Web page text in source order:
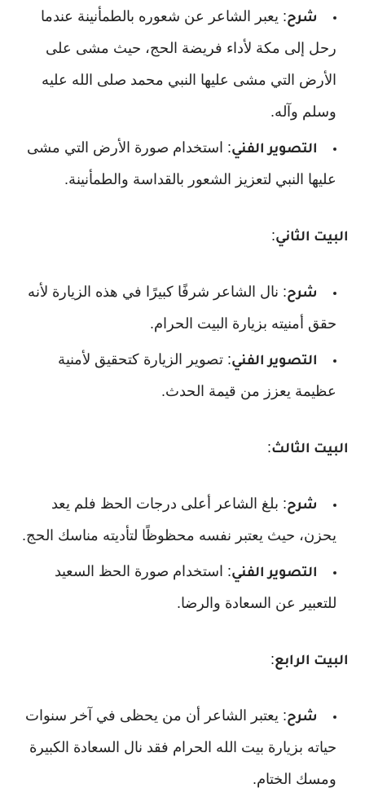
شرح: يعبر الشاعر عن شعوره بالطمأنينة عندما
رحل إلى مكة لأداء فريضة الحج، حيث مشى على
الأرض التي مشى عليها النبي محمد صلى الله عليه
وسلم وآله.
التصوير الفني: استخدام صورة الأرض التي مشى
عليها النبي لتعزيز الشعور بالقداسة والطمأنينة.
البيت الثاني:
شرح: نال الشاعر شرفًا كبيرًا في هذه الزيارة لأنه
حقق أمنيته بزيارة البيت الحرام.
التصوير الفني: تصوير الزيارة كتحقيق لأمنية
عظيمة يعزز من قيمة الحدث.
البيت الثالث:
شرح: بلغ الشاعر أعلى درجات الحظ فلم يعد
يحزن، حيث يعتبر نفسه محظوظًا لتأديته مناسك الحج.
التصوير الفني: استخدام صورة الحظ السعيد
للتعبير عن السعادة والرضا.
البيت الرابع:
شرح: يعتبر الشاعر أن من يحظى في آخر سنوات
حياته بزيارة بيت الله الحرام فقد نال السعادة الكبيرة
ومسك الختام.